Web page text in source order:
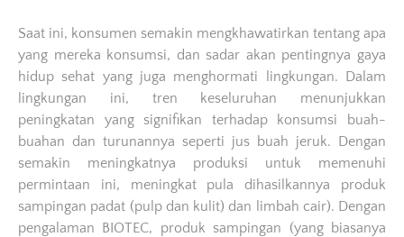
Saat ini, konsumen semakin mengkhawatirkan tentang apa
yang mereka konsumsi, dan sadar akan pentingnya gaya
hidup sehat yang juga menghormati lingkungan. Dalam
lingkungan ini, tren keseluruhan menunjukkan
peningkatan yang signifikan terhadap konsumsi buah-
buahan dan turunannya seperti jus buah jeruk. Dengan
semakin meningkatnya produksi untuk memenuhi
permintaan ini, meningkat pula dihasilkannya produk
sampingan padat (pulp dan kulit) dan limbah cair). Dengan
pengalaman BIOTEC, produk sampingan (yang biasanya